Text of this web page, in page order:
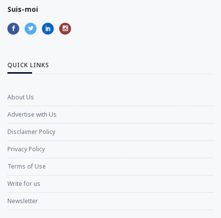
Suis-moi
QUICK LINKS
About Us
Advertise with Us
Disclaimer Policy
Privacy Policy
Terms of Use
Write for us
Newsletter